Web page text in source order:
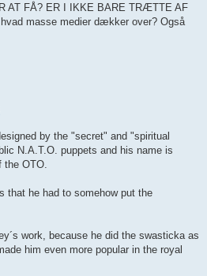
AT FÅ? ER I IKKE BARE TRÆTTE AF
masse medier dækker over? Også
by the "secret" and "spiritual
N.A.T.O. puppets and his name is
OTO.
that he had to somehow put the
work, because he did the swasticka as
him even more popular in the royal